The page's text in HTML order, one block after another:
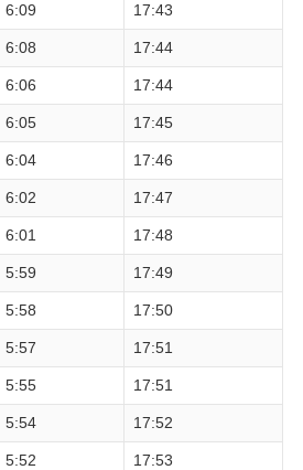
6:09 17:43
6:08 17:44
6:06 17:44
6:05 17:45
6:04 17:46
6:02 17:47
6:01 17:48
5:59 17:49
5:58 17:50
5:57 17:51
5:55 17:51
5:54 17:52
5:52 17:53